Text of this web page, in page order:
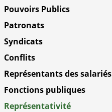
Pouvoirs Publics
Patronats
Syndicats
Conflits
Représentants des salariés
Fonctions publiques
Représentativité